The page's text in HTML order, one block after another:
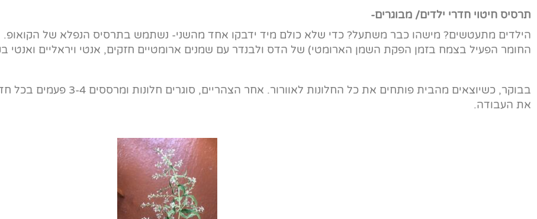
תרסיס חיטוי חדרי ילדים/ מבוגרים-
הילדים מתעטשים? מישהו כבר משתעל? כדי שלא כולם מיד ידבקו אחד מהשני- נשתמש בתרסיס הנפלא של הקואופ.
החומר הפעיל בצמח בזמן הפקת השמן הארומטי) של הדס ולבנדר עם שמנים ארומטיים חזקים, אנטי ויראליים ואנטי
בבוקר, כשיוצאים מהבית פותחים את
את העבודה.